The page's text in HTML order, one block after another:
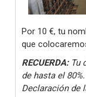
Por 10 €, tu
que
RECUERDA:Tu
de hasta el
Declaración de